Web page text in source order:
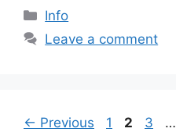
Categories
Info
Leave a comment
← Previous Page
1 Page
2 Page
3 …